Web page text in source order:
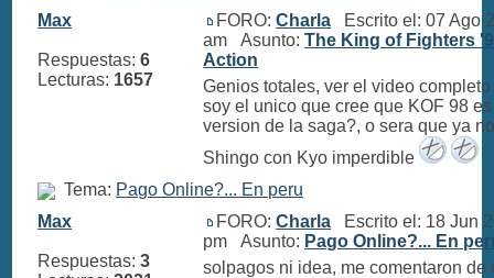
Max
Respuestas:6
Lecturas: 1657
FORO:Charla Escrito el: 07 Ago
am Asunto:The King of Fighters
Action
Genios totales, ver el video
soy el unico que cree que KOF 98
version de la saga?, o sera que ya
Shingo con Kyo imperdible
Tema: Pago Online?... En peru
Max
Respuestas:3
FORO:Charla Escrito el: 18 Jun
pm Asunto: Pago Online?... En
solpagos ni idea, me comentaron de